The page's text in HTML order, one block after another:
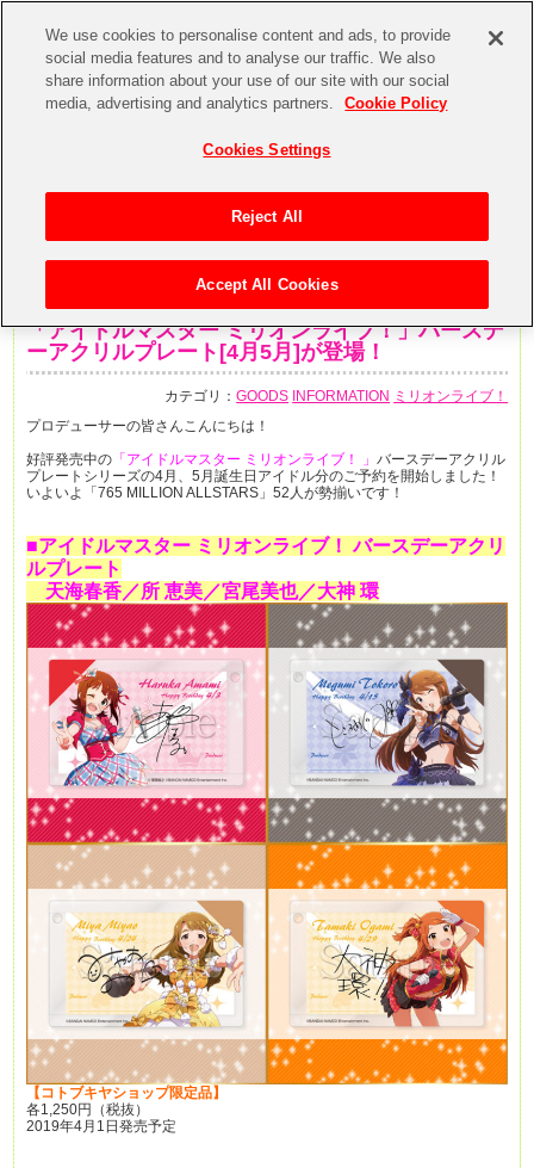
「アイドルマスター ミリオンライブ！」バースデ
ーアクリルプレート[4月5月]が登場！
カテゴリ：GOODS INFORMATION ミリオンライブ！
プロデューサーの皆さんこんにちは！
好評発売中の「アイドルマスター ミリオンライブ！ 」 バースデーアクリル
プレートシリーズの4月、5月誕生日アイドル分のご予約を開始しました！
いよいよ「765 MILLION ALLSTARS」52人が勢揃いです！
■アイドルマスター ミリオンライブ！バースデーアクリ
ルプレート
天海春香／所 恵美／宮尾美也／大神 環
【コトブキヤショップ限定品】
各1,250円（税抜）
2019年4月1日発売予定
We use cookies to personalise content and ads, to provide
social media features and to analyse our traffic. We also
share information about your use of our site with our social
media, advertising and analytics partners.
Cookie Policy
Cookies Settings
Reject All
Accept All Cookies